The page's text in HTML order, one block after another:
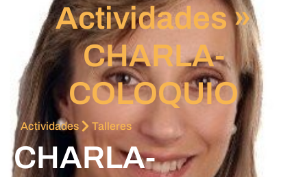
Actividades»
CHARLA-
COLOQUIO
Actividades Talleres
CHARLA-